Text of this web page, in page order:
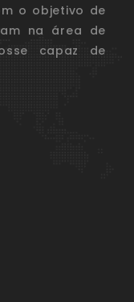
o objetivo de
na área de
capaz de